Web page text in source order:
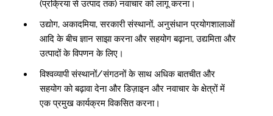
(प्रक्रिया से उत्पाद तक) नवाचार को लागू करना।
उद्योग, अकादमिया, सरकारी संस्थानों, अनुसंधान प्रयोगशालाओं
आदि के बीच ज्ञान साझा करना और सहयोग बढ़ाना, उद्यमिता और
उत्पादों के विपणन के लिए।
विश्वव्यापी संस्थानों/संगठनों के साथ अधिक बातचीत और
सहयोग को बढ़ावा देना और डिज़ाइन और नवाचार के क्षेत्रों में
एक प्रमुख कार्यक्रम विकसित करना।